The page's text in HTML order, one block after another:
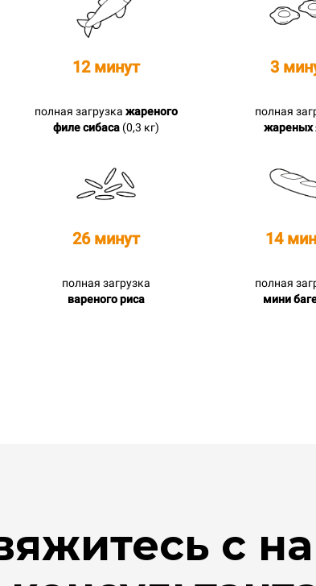
12 минут
полная загрузка жареного
филе сибаса (0,3 кг)
3
полная
жареных
26 минут
полная загрузка
вареного риса
14
полная
мини
с